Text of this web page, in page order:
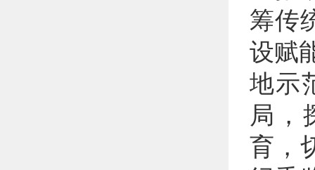
筹传
设赋
地示
局，
育，